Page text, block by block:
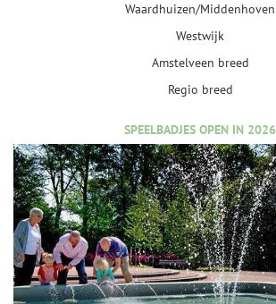
Waardhuizen/Middenhoven
Westwijk
Amstelveen breed
Regio breed
SPEELBADJES OPEN IN 2026